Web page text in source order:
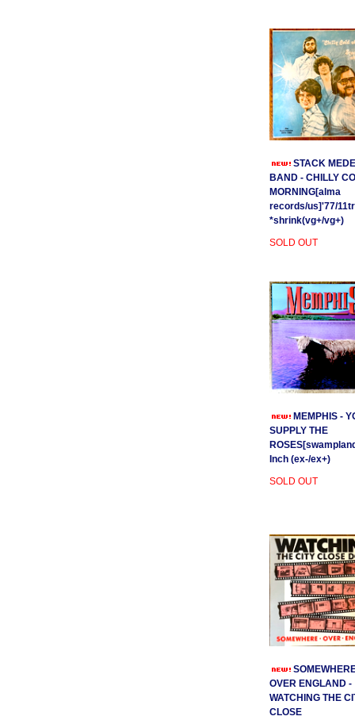
STACK
BAND - CHILLY
MORNING[alma
records/us]'77/
*shrink(vg+/vg+)
SOLD OUT
MEMPHIS -
SUPPLY THE
Inch (ex-/ex+)
SOLD OUT
OVER ENGLAND -
WATCHING THE
CLOSE